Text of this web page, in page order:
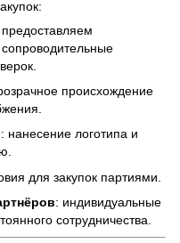
предоставляем
происхождение
: нанесение логотипа и
для закупок партиями.
: индивидуальные
сотрудничества.